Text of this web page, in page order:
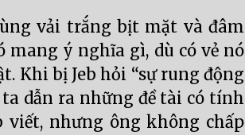
vải trắng bịt mặt và đâm
ý nghĩa gì, dù có vẻ nó
Khi bị Jeb hỏi “sự rung động
dẫn ra những đề tài có tính
viết, nhưng ông không chấp